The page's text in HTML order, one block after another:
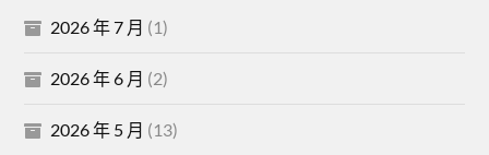
2026 年 7 月 (1)
2026 年 6 月 (2)
2026 年 5 月 (13)